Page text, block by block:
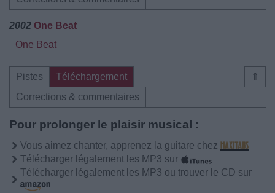
2002 One Beat
One Beat
⇑
Pistes
Téléchargement
Corrections & commentaires
Pour prolonger le plaisir musical :
Vous aimez chanter, apprenez la guitare chez
Télécharger légalement les MP3 sur
Télécharger légalement les MP3 ou trouver le CD sur